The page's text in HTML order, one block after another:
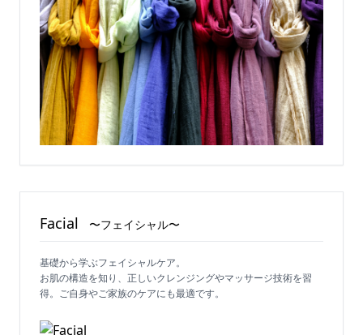
Facial 〜フェイシャル〜
基礎から学ぶフェイシャルケア。
お肌の構造を知り、正しいクレンジングやマッサージ技術を習
得。ご自身やご家族のケアにも最適です。